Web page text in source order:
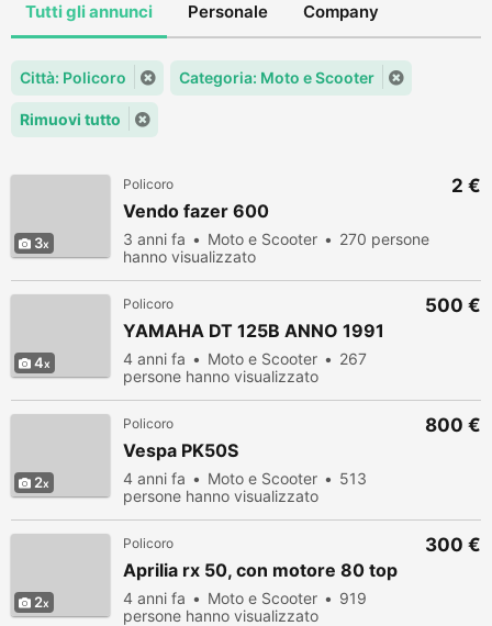
Tutti gli annunci Personale Company
Città: Policoro Categoria: Moto e Scooter
Rimuovi tutto
3
Policoro
Vendo fazer 600
3 anni fa Moto e Scooter
270 persone
hanno visualizzato
2 €
4
Policoro
YAMAHA DT 125B ANNO 1991
4 anni fa Moto e Scooter
267
persone hanno visualizzato
500 €
2
Policoro
Vespa PK50S
4 anni fa Moto e Scooter
513
persone hanno visualizzato
800 €
2
Policoro
Aprilia rx 50, con motore 80 top
4 anni fa Moto e Scooter
919
persone hanno visualizzato
300 €